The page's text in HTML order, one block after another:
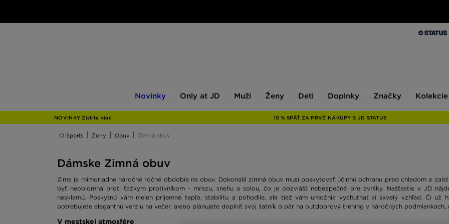
Novinky
JD
Only at JD Muži Ženy Deti Doplnky Značky Kolekcie
NOVINKY Zistite viac 10 % SPÄŤ ZA PRVÉ NÁKUPY S JD STATUS
JD Sports Ženy Obuv Zimná obuv
Dámske Zimná obuv
Zima je mimoriadne náročné ročné obdobie na obuv. Dokonalá zimná obuv musí poskytovať účinnú ochranu pred chladom a
byť neoblomná proti ťažkým protivníkom - mrazu, snehu a soľou, čo je obzvlášť nebezpečné pre zvršky. Našťastie v JD
nesklamú. Poskytnú vám nielen príjemné teplo, stabilitu a pohodlie, ale tiež vám umožnia vychutnať si skvelý vzhľad. Či už
potrebujete elegantnú verziu na večer, alebo plánujete doplniť svoj šatník o pár na outdoorový tréning v náročných podmienkach,
V mestskej atmosfére